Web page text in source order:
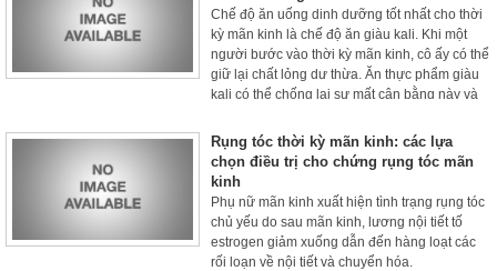
Chế độ ăn uống dinh dưỡng tốt nhất cho thời
kỳ mãn kinh là chế độ ăn giàu kali. Khi một
người bước vào thời kỳ mãn kinh, cô ấy có thể
giữ lại chất lỏng dư thừa. Ăn thực phẩm giàu
kali có thể chống lại sự mất cân bằng này và
Rụng tóc thời kỳ mãn kinh: các lựa
chọn điều trị cho chứng rụng tóc mãn
kinh
Phụ nữ mãn kinh xuất hiện tình trạng rụng tóc
chủ yếu do sau mãn kinh, lương nội tiết tố
estrogen giảm xuống dẫn đến hàng loạt các
rối loạn về nội tiết và chuyển hóa.